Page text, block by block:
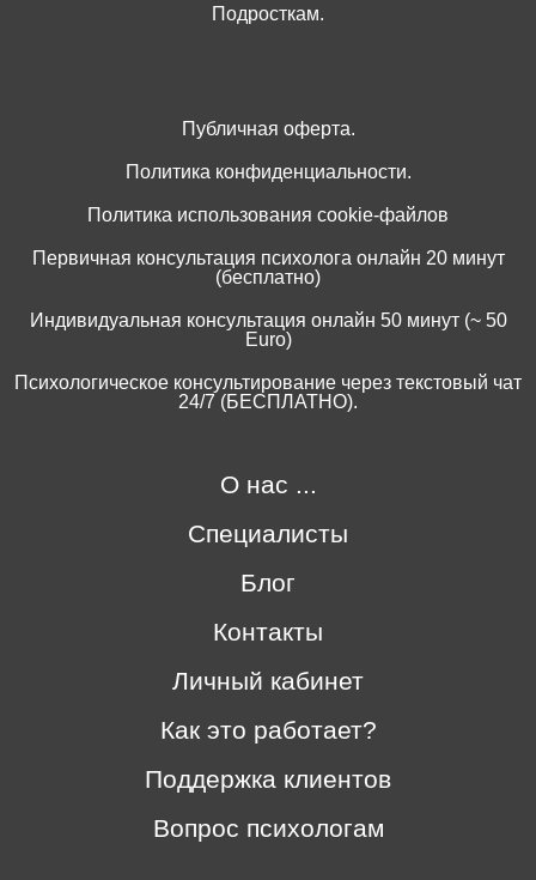
Подросткам.
Публичная оферта.
Политика конфиденциальности.
Политика использования cookie-файлов
Первичная консультация психолога онлайн 20 минут
(бесплатно)
Индивидуальная консультация онлайн 50 минут (~ 50
Euro)
Психологическое консультирование через текстовый чат
24/7 (БЕСПЛАТНО).
О нас ...
Специалисты
Блог
Контакты
Личный кабинет
Как это работает?
Поддержка клиентов
Вопрос психологам